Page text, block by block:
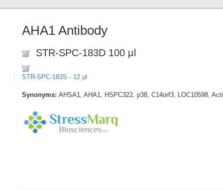
AHA1 Antibody
STR-SPC-183D 100 µl
STR-SPC-183S - 12 µl
Synonyms: AHSA1, AHA1, HSPC322, p38, C14orf3, LOC10598,